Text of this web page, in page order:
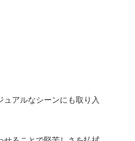
アルなシーンにも取り入